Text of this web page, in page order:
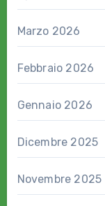
Marzo 2026
Febbraio 2026
Gennaio 2026
Dicembre 2025
Novembre 2025